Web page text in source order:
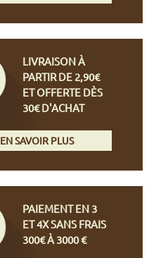
LIVRAISON À
PARTIR DE 2,90€
ET OFFERTE DÈS
30€ D'ACHAT
EN SAVOIR PLUS
PAIEMENT EN 3
ET 4X SANS FRAIS
300€ À 3000 €